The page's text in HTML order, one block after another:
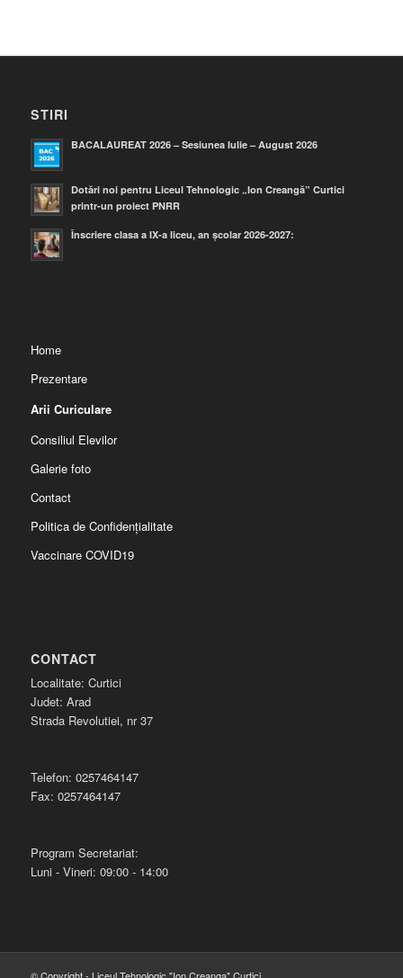
STIRI
BACALAUREAT 2026 – Sesiunea Iulie – August 2026
Dotări noi pentru Liceul Tehnologic „Ion Creangă” Curtici
printr-un proiect PNRR
Înscriere clasa a IX-a liceu, an școlar 2026-2027:
Home
Prezentare
Arii Curiculare
Consiliul Elevilor
Galerie foto
Contact
Politica de Confidențialitate
Vaccinare COVID19
CONTACT
Localitate: Curtici
Judet: Arad
Strada Revolutiei, nr 37
Telefon: 0257464147
Fax: 0257464147
Program Secretariat:
Luni - Vineri: 09:00 - 14:00